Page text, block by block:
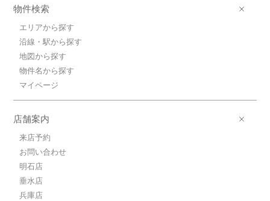
物件検索
エリアから探す
沿線・駅から探す
地図から探す
物件名から探す
マイページ
店舗案内
来店予約
お問い合わせ
明石店
垂水店
兵庫店